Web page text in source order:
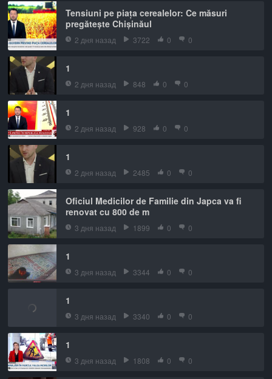
Tensiuni pe piața cerealelor: Ce măsuri
pregătește Chișinăul
2 дня назад 3722 0 0
1
2 дня назад 848 0 0
1
2 дня назад 928 0 0
1
2 дня назад 2485 0 0
Oficiul Medicilor de Familie din Japca va fi
renovat cu 800 de m
3 дня назад 1899 0 0
1
3 дня назад 3344 0 0
1
3 дня назад 3340 0 0
1
3 дня назад 1808 0 0